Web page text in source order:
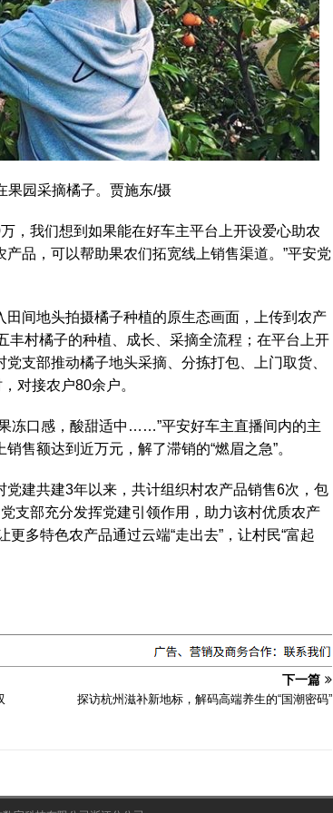
园采摘橘子。贾施东/摄
我们想到如果能在好车主平台上开设爱心助农
品，可以帮助果农们拓宽线上销售渠道。”平安党
间地头拍摄橘子种植的原生态画面，上传到农产
丰村橘子的种植、成长、采摘全流程；在平台上开
支部推动橘子地头采摘、分拣打包、上门取货、
对接农户80余户。
冻口感，酸甜适中……”平安好车主直播间内的主
售额达到近万元，解了滞销的“燃眉之急”。
建共建3年以来，共计组织村农产品销售6次，包
支部充分发挥党建引领作用，助力该村优质农产
更多特色农产品通过云端“走出去”，让村民“富起
下一篇
探访杭州滋补新地标，解码高端养生的“国潮密码”